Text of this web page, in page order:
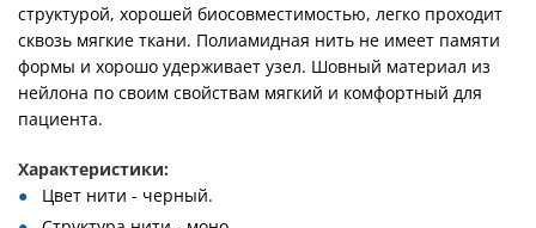
структурой, хорошей биосовместимостью, легко проходит
сквозь мягкие ткани. Полиамидная нить не имеет памяти
формы и хорошо удерживает узел. Шовный материал из
нейлона по своим свойствам мягкий и комфортный для
пациента.
Характеристики:
Цвет нити - черный.